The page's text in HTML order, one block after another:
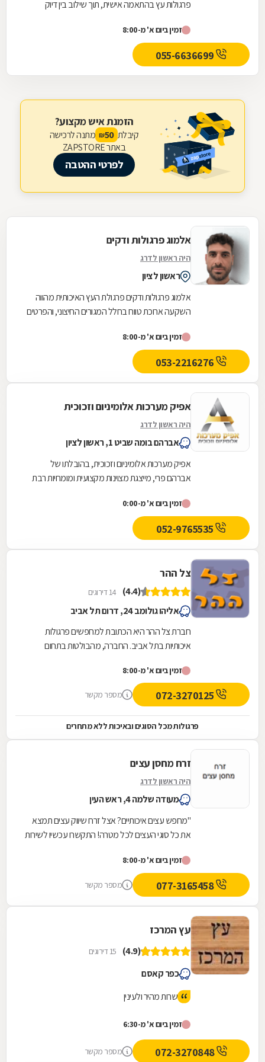
פרגולות עץ בהתאמה אישית, תוך שילוב בין דיוק
זמין ביום א' מ-8:00
הזמנת איש מקצוע?
קיבלת 50
₪ מתנה לרכישה
באתר ZAPSTORE
לפרטי ההטבה
אלמוג פרגולות ודקים
היה ראשון לדרג
ראשון לציון
אלמוג פרגולות ודקים פרגולת העץ האיכותית מהווה
השקעה ארוכת טווח בחלל המגורים החיצוני, והפרטים
זמין ביום א' מ-8:00
אפיק מערכות אלומיניום וזכוכית
היה ראשון לדרג
אברהם בומה שביט 1, ראשון לציון
אפיק מערכות אלומיניום וזכוכית, בהובלתו של
אברהם פרי, מייצגת מצוינות מקצועית ומומחיות רבת
מתוך...
זמין ביום א' מ-0:00
צל ההר
(4.4) 14 דירוגים
אליהו גולומב 24, דרום תל אביב
חברת צל ההר היא הכתובת למחפשים פרגולות
איכותיות בתל אביב. החברה, מהבולטות בתחום
של...זמין ביום א' מ-8:00
מספר מקשר
פרגולות מכל הסוגים ובאיכות ללא מתחרים
זרח מחסן עצים
היה ראשון לדרג
מעודה שלמה 4, ראש העין
"מחפש עצים איכותיים? אצל זרח שיווק עצים תמצא
את כל סוגי העצים לכל מטרה! התקשרו עכשיו לשירות
זמין ביום א' מ-8:00
077-3165458 מספר מקשר
עץ המרכז
(4.9) 15 דירוגים
כפר קאסם
שרות מהיר ולעינין
זמין ביום א' מ-6:30
072-3270848 מספר מקשר